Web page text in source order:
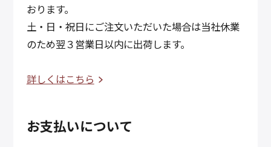
おります。
土・日・祝日にご注文いただいた場合は当社休業
のため翌３営業日以内に出荷します。
詳しくはこちら
お支払いについて